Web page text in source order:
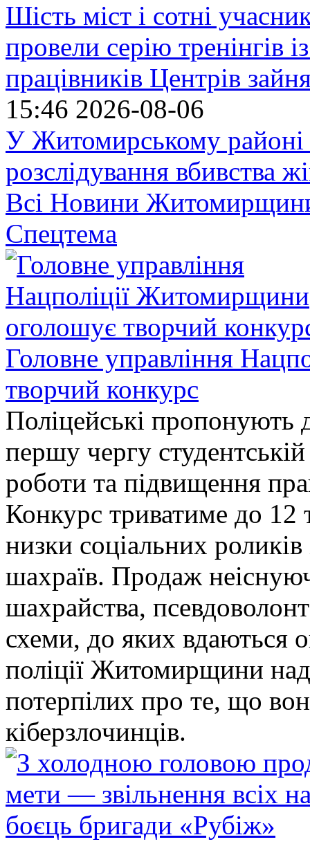
Шість міст і сотні
провели серію тренінгів
працівників Центрів
15:46 2026-08-06
У Житомирському районі
розслідування вбивства
Всі Новини
Спецтема
Головне управління
творчий конкурс
Поліцейські пропонують
першу чергу
роботи та підвищення
Конкурс триватиме до 12
низки соціальних
шахраїв. Продаж
шахрайства,
схеми, до яких
поліції Житомирщини
потерпілих про те, що
кіберзлочинців.